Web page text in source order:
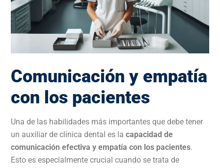
Comunicación y empatía
con los pacientes
Una de las habilidades más importantes que debe tener
un auxiliar de clínica dental es la capacidad de
comunicación efectiva y empatía con los pacientes.
Esto es especialmente crucial cuando se trata de